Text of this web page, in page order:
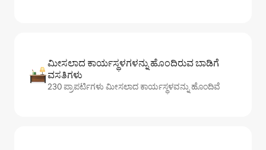
ಮೀಸಲಾದ ಕಾರ್ಯಸ್ಥಳಗಳನ್ನು ಹೊಂದಿರುವ ಬಾಡಿಗೆ
ವಸತಿಗಳು
230 ಪ್ರಾಪರ್ಟಿಗಳು ಮೀಸಲಾದ ಕಾರ್ಯಸ್ಥಳವನ್ನು ಹೊಂದಿವೆ